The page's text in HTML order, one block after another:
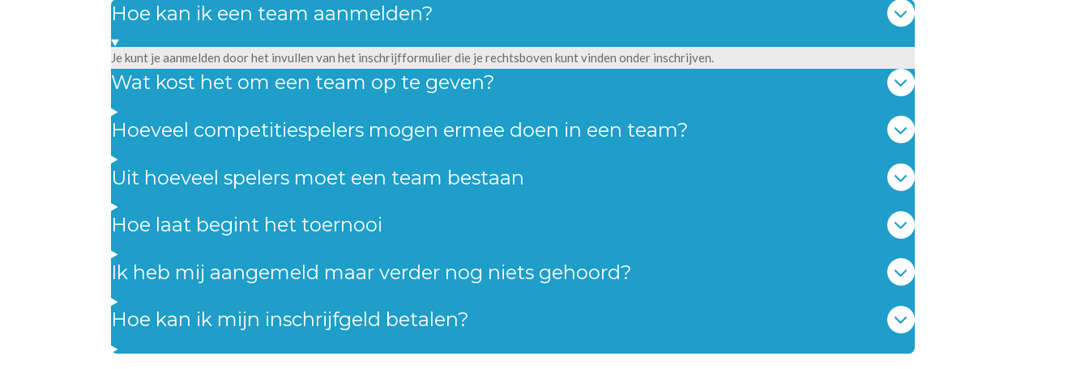
Hoe kan ik een team aanmelden?
Je kunt je aanmelden door het invullen van het inschrijfformulier die je rechtsboven kunt vinden onder inschrijven.
Wat kost het om een team op te geven?
Hoeveel competitiespelers mogen ermee doen in een team?
Uit hoeveel spelers moet een team bestaan
Hoe laat begint het toernooi
Ik heb mij aangemeld maar verder nog niets gehoord?
Hoe kan ik mijn inschrijfgeld betalen?